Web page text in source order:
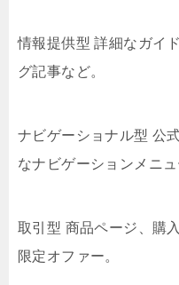
情報提供型 詳細なガイ
グ記事など。
ナビゲーショナル型 公
なナビゲーションメニュ
取引型 商品ページ、購
限定オファー。